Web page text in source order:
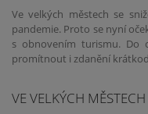
Ve velkých městech se
pandemie. Proto se nyní
s obnovením turismu. Do
promítnout i zdanění
VE VELKÝCH